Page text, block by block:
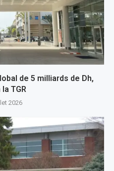
de 5 milliards de Dh,
TGR
2026